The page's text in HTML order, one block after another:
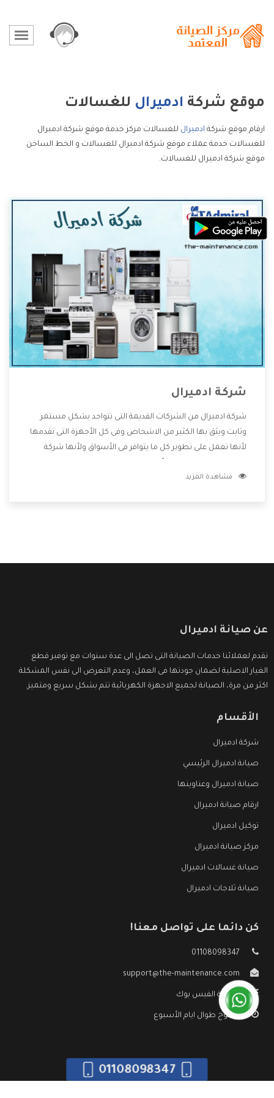
موقع شركة ادميرال للغسالات
ارقام موقع شركة ادميرال للغسالات مركز خدمة موقع شركة ادميرال
للغسالات خدمة عملاء موقع شركة ادميرال للغسالات و الخط الساخن
موقع شركة ادميرال للغسالات.
شركة ادميرال
شركة ادميرال من الشركات القديمة التى تتواجد بشكل مستمر
وثابت ويثق بها الكثير من الاشخاص وفى كل الأجهزة التى تقدمها
لأنها تعمل على تطوير كل ما يتوافر فى الأسواق ولأنها شركة
وتقدم للعملاء أقوى العروض والخصومات التى تسهل على
مشاهدة المزيد
عن صيانة ادميرال
نقدم لعملائنا خدمات الصيانة التى تصل الى عدة سنوات مع توفير قطع
الغيار الاصلية لضمان جودتها فى العمل، وعدم التعرض الى نفس المشكلة
اكثر من مرة، الصيانة لجميع الاجهزة الكهربائية تتم بشكل سريع ومتميز.
الأقسام
شركة ادميرال
صيانة ادميرال الرئيسي
صيانة ادميرال وعناوينها
ارقام صيانة ادميرال
توكيل ادميرال
مركز صيانة ادميرال
صيانة غسالات ادميرال
صيانة ثلاجات ادميرال
كن دائما على تواصل معنا!
01108098347
support@the-maintenance.com
صفحة الفيس بوك
مفتوح طوال ايام الأسبوع
01108098347